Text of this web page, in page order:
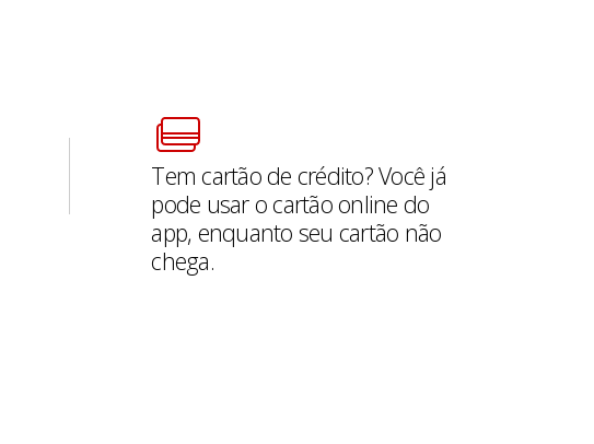
Tem cartão de crédito? Você já
pode usar o cartão online do
app, enquanto seu cartão não
chega.